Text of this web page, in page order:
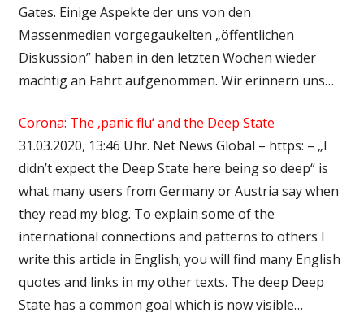
Gates. Einige Aspekte der uns von den
Massenmedien vorgegaukelten „öffentlichen
Diskussion” haben in den letzten Wochen wieder
mächtig an Fahrt aufgenommen. Wir erinnern uns…
Corona: The ‚panic flu‘ and the Deep State
31.03.2020, 13:46 Uhr. Net News Global – https: – „I
didn’t expect the Deep State here being so deep“ is
what many users from Germany or Austria say when
they read my blog. To explain some of the
international connections and patterns to others I
write this article in English; you will find many English
quotes and links in my other texts. The deep Deep
State has a common goal which is now visible…